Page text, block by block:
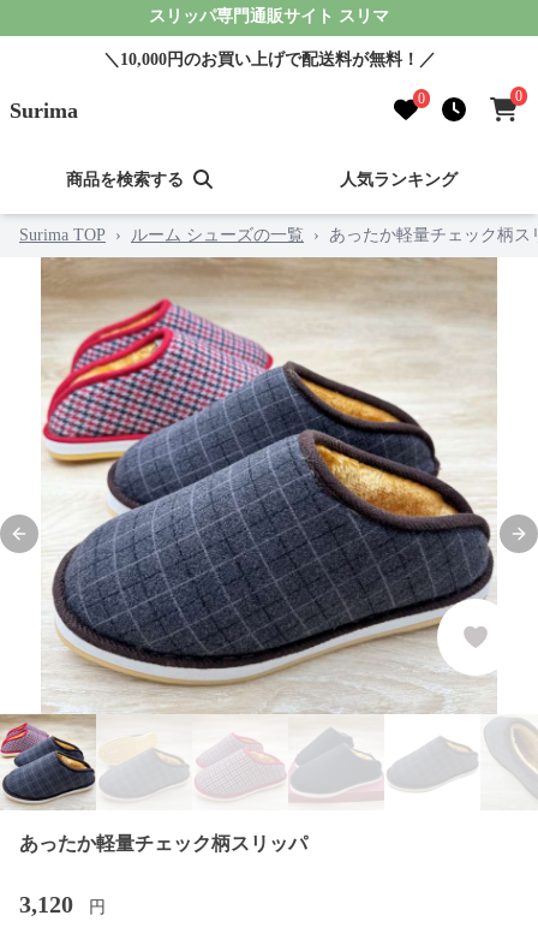
スリッパ専門通販サイト スリマ
＼10,000円のお買い上げで配送料が無料！／
Surima 0 0
商品を検索する 人気ランキング
Surima TOP › ルーム シューズの一覧 › あったか軽量チェック柄ス
Previous slide
あったか軽量チェック柄スリッパ
3,120 円